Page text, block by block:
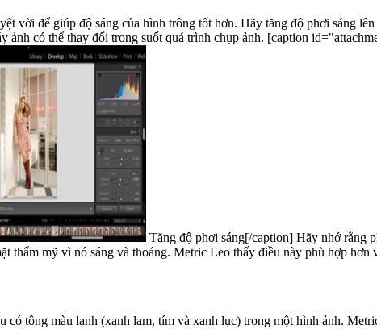
vời để giúp độ sáng của hình trông tốt hơn. Hãy tăng độ phơi sáng
mức cài đặt phù hợp khác nhau vì điều kiện ánh sáng và
Tăng độ phơi sáng[/caption] Hãy nhớ rằng phơi sáng đúng thường sẽ trông tối, trong khi ảnh phơi sáng quá mức
thẩm mỹ vì nó sáng và thoáng. Metric Leo thấy điều này phù hợp hơn
có tông màu lạnh (xanh lam, tím và xanh lục) trong một hình ảnh.